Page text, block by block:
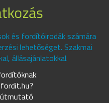
és fordítóirodák számára
lehetőséget. Szakmai
állásajánlatokkal.